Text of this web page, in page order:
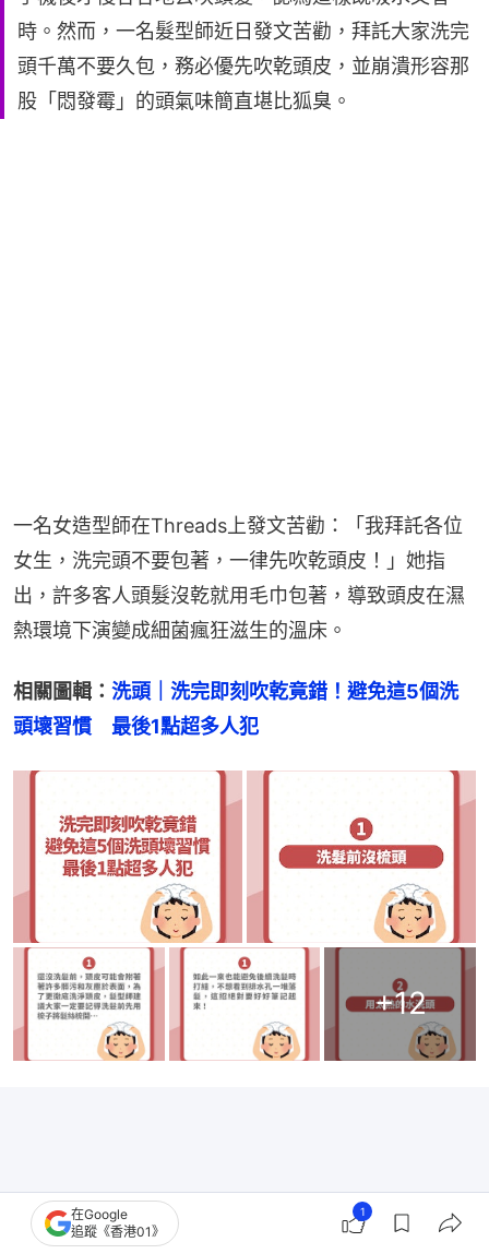
時。然而，一名髮型師近日發文苦勸，拜託大家洗完
頭千萬不要久包，務必優先吹乾頭皮，並崩潰形容那
股「悶發霉」的頭氣味簡直堪比狐臭。
一名女造型師在Threads上發文苦勸：「我拜託各位
女生，洗完頭不要包著，一律先吹乾頭皮！」她指
出，許多客人頭髮沒乾就用毛巾包著，導致頭皮在濕
熱環境下演變成細菌瘋狂滋生的溫床。
相關圖輯： 洗頭｜洗完即刻吹乾竟錯！避免這5個洗
頭壞習慣　最後1點超多人犯
+12
在Google
追蹤《香港01》
1